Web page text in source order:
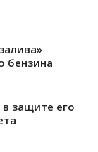
бензина
защите его